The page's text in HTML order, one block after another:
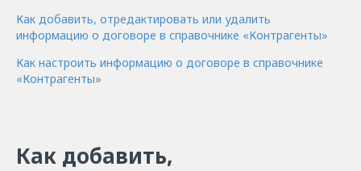
Как добавить, отредактировать или удалить
информацию о договоре в справочнике «Контрагенты»
Как настроить информацию о договоре в справочнике
«Контрагенты»
Как добавить,